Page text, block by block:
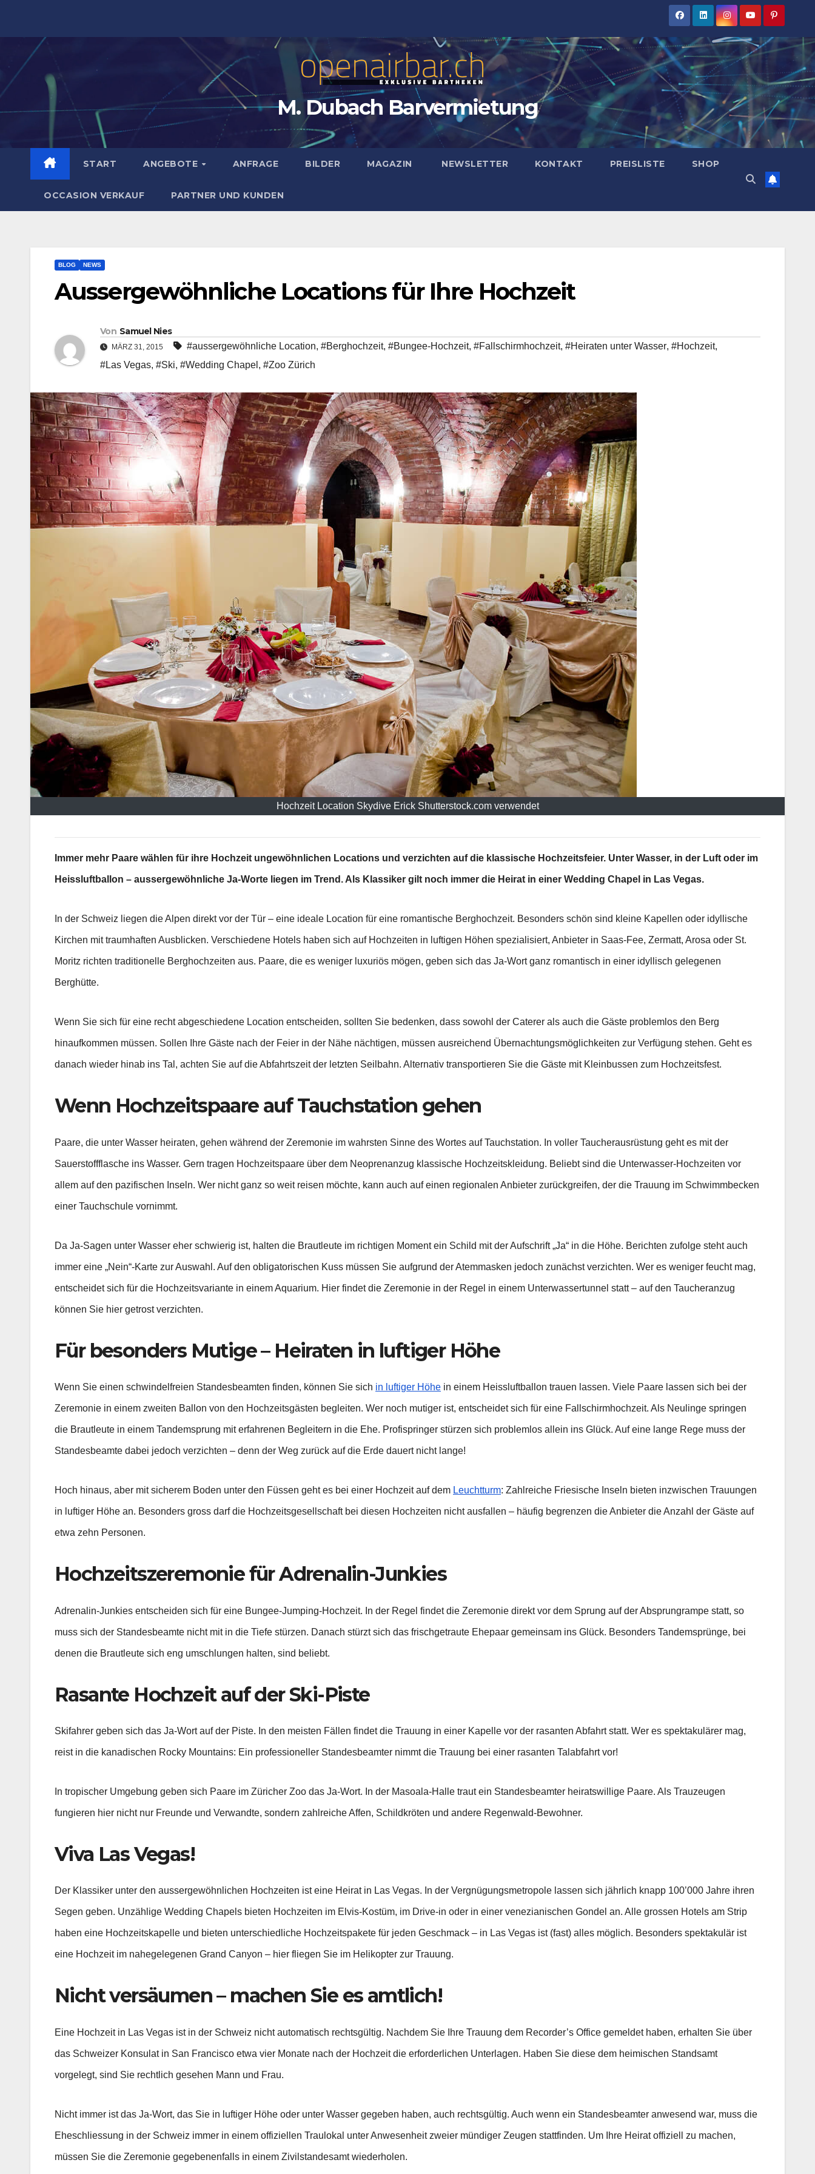
M. Dubach Barvermietung
START ANGEBOTE ANFRAGE BILDER MAGAZIN NEWSLETTER KONTAKT PREISLISTE SHOP
OCCASION VERKAUF PARTNER UND KUNDEN
BLOG NEWS
Aussergewöhnliche Locations für Ihre Hochzeit
Von Samuel Nies
MÄRZ 31, 2015 #aussergewöhnliche Location, #Berghochzeit, #Bungee-Hochzeit, #Fallschirmhochzeit, #Heiraten unter Wasser, #Hochzeit,
#Las Vegas, #Ski, #Wedding Chapel , #Zoo Zürich
Hochzeit Location Skydive Erick Shutterstock.com verwendet
Immer mehr Paare wählen für ihre Hochzeit ungewöhnlichen Locations und verzichten auf die klassische Hochzeitsfeier. Unter Wasser, in der Luft oder im
Heissluftballon – aussergewöhnliche Ja-Worte liegen im Trend. Als Klassiker gilt noch immer die Heirat in einer Wedding Chapel in Las Vegas.
In der Schweiz liegen die Alpen direkt vor der Tür – eine ideale Location für eine romantische Berghochzeit. Besonders schön sind kleine Kapellen oder idyllische
Kirchen mit traumhaften Ausblicken. Verschiedene Hotels haben sich auf Hochzeiten in luftigen Höhen spezialisiert, Anbieter in Saas-Fee, Zermatt, Arosa oder St.
Moritz richten traditionelle Berghochzeiten aus. Paare, die es weniger luxuriös mögen, geben sich das Ja-Wort ganz romantisch in einer idyllisch gelegenen
Berghütte.
Wenn Sie sich für eine recht abgeschiedene Location entscheiden, sollten Sie bedenken, dass sowohl der Caterer als auch die Gäste problemlos den Berg
hinaufkommen müssen. Sollen Ihre Gäste nach der Feier in der Nähe nächtigen, müssen ausreichend Übernachtungsmöglichkeiten zur Verfügung stehen. Geht es
danach wieder hinab ins Tal, achten Sie auf die Abfahrtszeit der letzten Seilbahn. Alternativ transportieren Sie die Gäste mit Kleinbussen zum Hochzeitsfest.
Wenn Hochzeitspaare auf Tauchstation gehen
Paare, die unter Wasser heiraten, gehen während der Zeremonie im wahrsten Sinne des Wortes auf Tauchstation. In voller Taucherausrüstung geht es mit der
Sauerstoffflasche ins Wasser. Gern tragen Hochzeitspaare über dem Neoprenanzug klassische Hochzeitskleidung. Beliebt sind die Unterwasser-Hochzeiten vor
allem auf den pazifischen Inseln. Wer nicht ganz so weit reisen möchte, kann auch auf einen regionalen Anbieter zurückgreifen, der die Trauung im Schwimmbecken
einer Tauchschule vornimmt.
Da Ja-Sagen unter Wasser eher schwierig ist, halten die Brautleute im richtigen Moment ein Schild mit der Aufschrift „Ja“ in die Höhe. Berichten zufolge steht auch
immer eine „Nein“-Karte zur Auswahl. Auf den obligatorischen Kuss müssen Sie aufgrund der Atemmasken jedoch zunächst verzichten. Wer es weniger feucht mag,
entscheidet sich für die Hochzeitsvariante in einem Aquarium. Hier findet die Zeremonie in der Regel in einem Unterwassertunnel statt – auf den Taucheranzug
können Sie hier getrost verzichten.
Für besonders Mutige – Heiraten in luftiger Höhe
Wenn Sie einen schwindelfreien Standesbeamten finden, können Sie sich in luftiger Höhe in einem Heissluftballon trauen lassen. Viele Paare lassen sich bei der
Zeremonie in einem zweiten Ballon von den Hochzeitsgästen begleiten. Wer noch mutiger ist, entscheidet sich für eine Fallschirmhochzeit. Als Neulinge springen
die Brautleute in einem Tandemsprung mit erfahrenen Begleitern in die Ehe. Profispringer stürzen sich problemlos allein ins Glück. Auf eine lange Rege muss der
Standesbeamte dabei jedoch verzichten – denn der Weg zurück auf die Erde dauert nicht lange!
Hoch hinaus, aber mit sicherem Boden unter den Füssen geht es bei einer Hochzeit auf dem Leuchtturm: Zahlreiche Friesische Inseln bieten inzwischen Trauungen
in luftiger Höhe an. Besonders gross darf die Hochzeitsgesellschaft bei diesen Hochzeiten nicht ausfallen – häufig begrenzen die Anbieter die Anzahl der Gäste auf
etwa zehn Personen.
Hochzeitszeremonie für Adrenalin-Junkies
Adrenalin-Junkies entscheiden sich für eine Bungee-Jumping-Hochzeit. In der Regel findet die Zeremonie direkt vor dem Sprung auf der Absprungrampe statt, so
muss sich der Standesbeamte nicht mit in die Tiefe stürzen. Danach stürzt sich das frischgetraute Ehepaar gemeinsam ins Glück. Besonders Tandemsprünge, bei
denen die Brautleute sich eng umschlungen halten, sind beliebt.
Rasante Hochzeit auf der Ski-Piste
Skifahrer geben sich das Ja-Wort auf der Piste. In den meisten Fällen findet die Trauung in einer Kapelle vor der rasanten Abfahrt statt. Wer es spektakulärer mag,
reist in die kanadischen Rocky Mountains: Ein professioneller Standesbeamter nimmt die Trauung bei einer rasanten Talabfahrt vor!
In tropischer Umgebung geben sich Paare im Züricher Zoo das Ja-Wort. In der Masoala-Halle traut ein Standesbeamter heiratswillige Paare. Als Trauzeugen
fungieren hier nicht nur Freunde und Verwandte, sondern zahlreiche Affen, Schildkröten und andere Regenwald-Bewohner.
Viva Las Vegas!
Der Klassiker unter den aussergewöhnlichen Hochzeiten ist eine Heirat in Las Vegas. In der Vergnügungsmetropole lassen sich jährlich knapp 100’000 Jahre ihren
Segen geben. Unzählige Wedding Chapels bieten Hochzeiten im Elvis-Kostüm, im Drive-in oder in einer venezianischen Gondel an. Alle grossen Hotels am Strip
haben eine Hochzeitskapelle und bieten unterschiedliche Hochzeitspakete für jeden Geschmack – in Las Vegas ist (fast) alles möglich. Besonders spektakulär ist
eine Hochzeit im nahegelegenen Grand Canyon – hier fliegen Sie im Helikopter zur Trauung.
Nicht versäumen – machen Sie es amtlich!
Eine Hochzeit in Las Vegas ist in der Schweiz nicht automatisch rechtsgültig. Nachdem Sie Ihre Trauung dem Recorder’s Office gemeldet haben, erhalten Sie über
das Schweizer Konsulat in San Francisco etwa vier Monate nach der Hochzeit die erforderlichen Unterlagen. Haben Sie diese dem heimischen Standsamt
vorgelegt, sind Sie rechtlich gesehen Mann und Frau.
Nicht immer ist das Ja-Wort, das Sie in luftiger Höhe oder unter Wasser gegeben haben, auch rechtsgültig. Auch wenn ein Standesbeamter anwesend war, muss die
Eheschliessung in der Schweiz immer in einem offiziellen Traulokal unter Anwesenheit zweier mündiger Zeugen stattfinden. Um Ihre Heirat offiziell zu machen,
müssen Sie die Zeremonie gegebenenfalls in einem Zivilstandesamt wiederholen.